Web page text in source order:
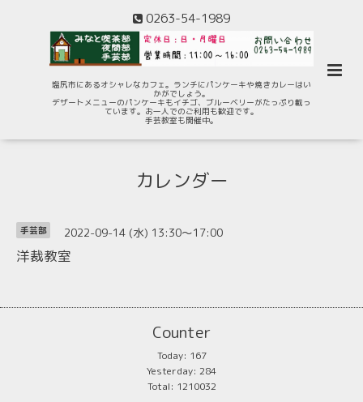
0263-54-1989
塩尻市にあるオシャレなカフェ。ランチにパンケーキや焼きカレーはい
かがでしょう。
デザートメニューのパンケーキもイチゴ、ブルーベリーがたっぷり載っ
ています。お一人でのご利用も歓迎です。
手芸教室も開催中。
カレンダー
手芸部 2022-09-14 (水) 13:30～17:00
洋裁教室
Counter
Today: 167
Yesterday: 284
Total: 1210032